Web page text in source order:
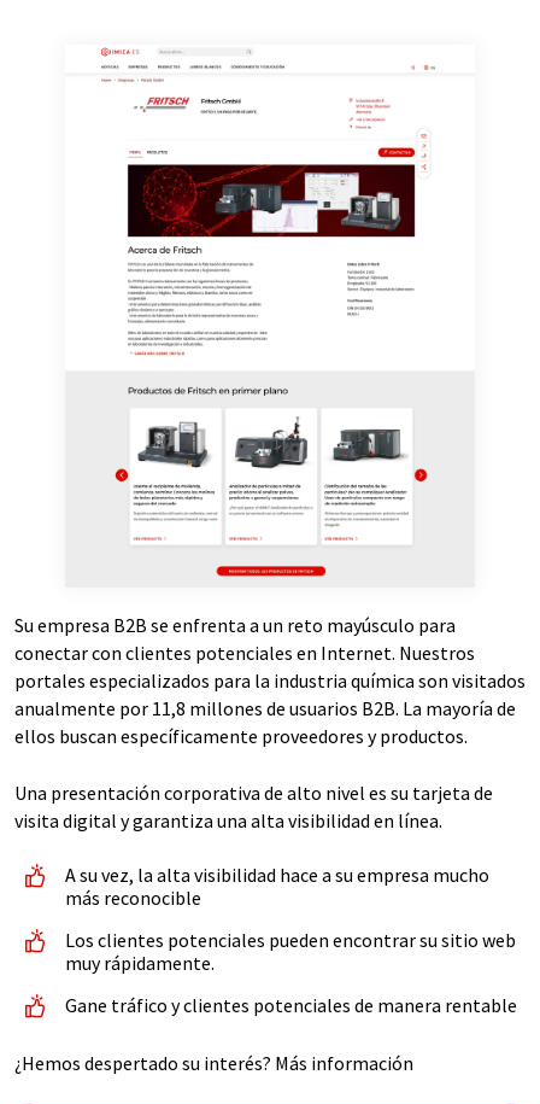
de indicar los motivos informando por correo postal a
LUMITOS AG, Ernst-Augustin-Str. 2, 12489 Berlín
(Alemania) o por correo electrónico a
electrónico se incluye un enlace para anular la
suscripción al boletín informativo correspondiente.
Su empresa B2B se enfrenta a un reto mayúsculo para
conectar con clientes potenciales en Internet. Nuestros
portales especializados para la industria química son visitados
anualmente por 11,8 millones de usuarios B2B. La mayoría de
ellos buscan específicamente proveedores y productos.
Una presentación corporativa de alto nivel es su tarjeta de
visita digital y garantiza una alta visibilidad en línea.
A su vez, la alta visibilidad hace a su empresa mucho
más reconocible
Los clientes potenciales pueden encontrar su sitio web
muy rápidamente.
Gane tráfico y clientes potenciales de manera rentable
¿Hemos despertado su interés? Más información